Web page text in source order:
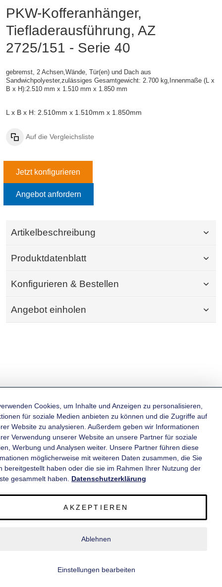
PKW-Kofferanhänger,
Tiefladerausführung, AZ
2725/151 - Serie 40
gebremst, 2 Achsen,Wände, Tür(en) und Dach aus
Sandwichpolyester,zulässiges Gesamtgewicht: 2.700 kg, Innenmaße (L x
B x H):2.510 mm x 1.510 mm x 1.850 mm
L x B x H: 2.510mm x 1.510mm x 1.850mm
Auf die Vergleichsliste
Jetzt konfigurieren
Angebot anfordern
Artikelbeschreibung
Produktdatenblatt
Konfigurieren & Bestellen
Angebot einholen
KATEGORIEN
INFORMATIONEN
© 2020 wm meyer® Fahrzeugbau AG. Alle Rechte vorbehalten.
Cookies, um Inhalte und Anzeigen zu personalisieren,
für soziale Medien anbieten zu können und die Zugriffe auf
Website zu analysieren. Außerdem geben wir Informationen
Verwendung unserer Website an unsere Partner für soziale
Werbung und Analysen weiter. Unsere Partner führen diese
möglicherweise mit weiteren Daten zusammen, die Sie
bereitgestellt haben oder die sie im Rahmen Ihrer Nutzung der
gesammelt haben. Datenschutzerklärung
AKZEPTIEREN
Ablehnen
Einstellungen bearbeiten